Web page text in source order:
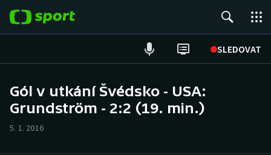
SLEDOVAT
Hokej
Gól v utkání Švédsko - USA:
Grundström - 2:2 (19. min.)
5. 1. 2016